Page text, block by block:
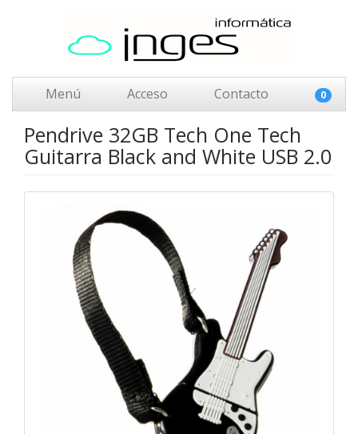
Menú Acceso Contacto 0
Pendrive 32GB Tech One Tech
Guitarra Black and White USB 2.0